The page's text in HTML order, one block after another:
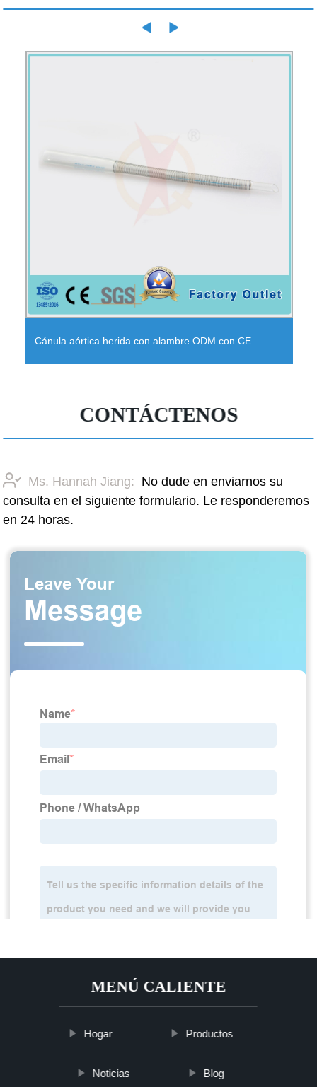
Antique/Antigua/Palo de rosa/Placas de mármol de
madera negra para pared/piso/revestimiento
CONTÁCTENOS
Ms. Hannah Jiang: No dude en enviarnos su
consulta en el siguiente formulario. Le responderemos
en 24 horas.
MENÚ CALIENTE
Hogar Productos
Noticias Blog